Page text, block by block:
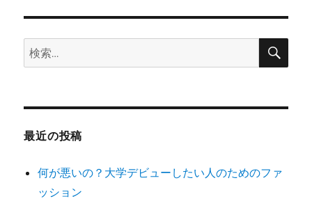
検
索:
検
最近の投稿
何が悪いの？大学デビューしたい人のためのファ
ッション